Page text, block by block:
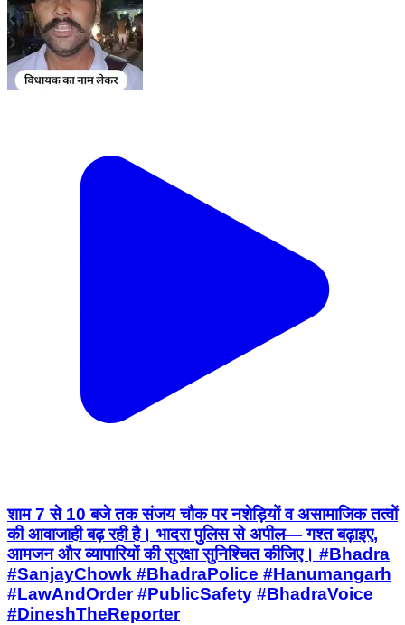
शाम 7 से 10 बजे तक संजय चौक पर नशेड़ियों व असामाजिक तत्वों
की आवाजाही बढ़ रही है। भादरा पुलिस से अपील— गश्त बढ़ाइए,
आमजन और व्यापारियों की सुरक्षा सुनिश्चित कीजिए। #Bhadra
#SanjayChowk #BhadraPolice #Hanumangarh
#LawAndOrder #PublicSafety #BhadraVoice
#DineshTheReporter